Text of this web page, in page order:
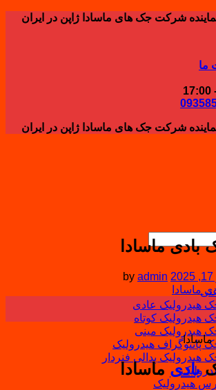
شرکت جک های ماسادا ژاپن در ایران
ما
شرکت جک های ماسادا ژاپن در ایران
هیدرولیک عادی
هیدرولیک کوتاه
هیدرولیک مینی
پانتوگراف هیدرولیک
هیدرولیک پدالی فنردار
هیدرولیک
بادی ماسادا
by admin
بادیماسادا